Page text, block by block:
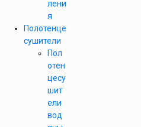
лени
я
Полотенце
сушители
Пол
отен
цесу
шит
ели
вод